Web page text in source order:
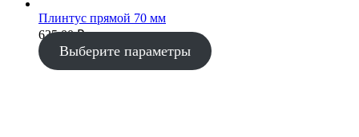
Плинтус прямой 70 мм
635.00₽
Выберите параметры